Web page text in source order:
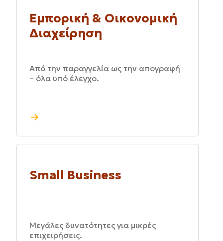
Εμπορική & Οικονομική
Διαχείρηση
Από την παραγγελία ως την απογραφή
– όλα υπό έλεγχο.
Small Business
Μεγάλες δυνατότητες για μικρές
επιχειρήσεις.